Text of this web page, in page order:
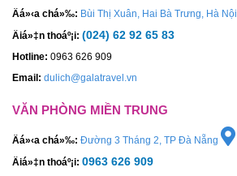
Äá»‹a chá»‰: Bùi Thị Xuân, Hai Bà Trưng, Hà Nội
Äiá»‡n thoáº¡i: (024) 62 92 65 83
Hotline: 0963 626 909
Email: dulich@galatravel.vn
VĂN PHÒNG MIỀN TRUNG
Äá»‹a chá»‰: Đường 3 Tháng 2, TP Đà Nẵng
Äiá»‡n thoáº¡i: 0963 626 909